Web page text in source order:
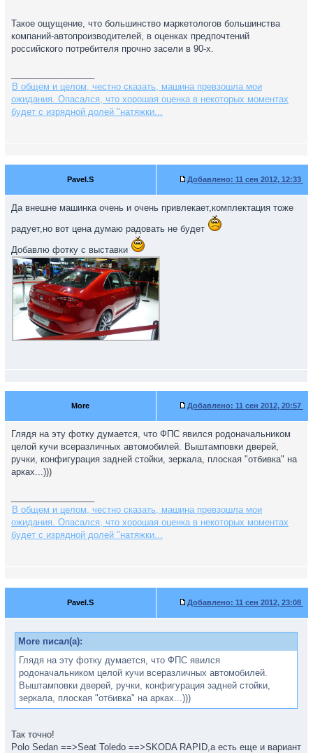
Такое ощущение, что большинство маркетологов большинства
компаний-автопроизводителей, в оценках предпочтений
российского потребителя прочно засели в 90-х.
В общем и целом, честно сказать, машина превзошла мои
ожидания. Опасался, что хорошая оценка в некоторых моментах
будет с изрядной долей "натяжки...
Pavel.S Добавлено: 11 сен 2012, 12:33
Да внешне машинка очень и очень привлекает,комплектация тоже
радует,но вот цена думаю радовать не будет
Добавлю фотку с выставки
More Добавлено: 11 сен 2012, 20:57
Глядя на эту фотку думается, что ФПС явился родоначальником
целой кучи всеразличных автомобилей. Выштамповки дверей,
ручки, конфигурация задней стойки, зеркала, плоская "отбивка" на
арках...)))
В общем и целом, честно сказать, машина превзошла мои
ожидания. Опасался, что хорошая оценка в некоторых моментах
будет с изрядной долей "натяжки...
Pavel.S Добавлено: 11 сен 2012, 23:08
More писал(а):
Глядя на эту фотку думается, что ФПС явился
родоначальником целой кучи всеразличных автомобилей.
Выштамповки дверей, ручки, конфигурация задней стойки,
зеркала, плоская "отбивка" на арках...)))
Так точно!
Polo Sedan ==>Seat Toledo ==>SKODA RAPID,а есть еще и вариант